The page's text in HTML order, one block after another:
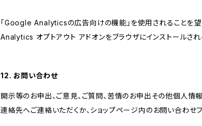
「Google Analyticsの広告向けの機能」を使用されることを
Analytics オプトアウト アドオンをブラウザにインストールされ
12. お問い合わせ
開示等のお申出、ご意見、ご質問、苦情のお申出その他個人情
連絡先へご連絡いただくか、ショップページ内のお問い合わせ